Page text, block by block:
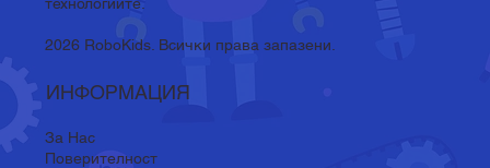
2026 RoboKids. Всички права запазени.
ИНФОРМАЦИЯ
За Нас
Поверителност